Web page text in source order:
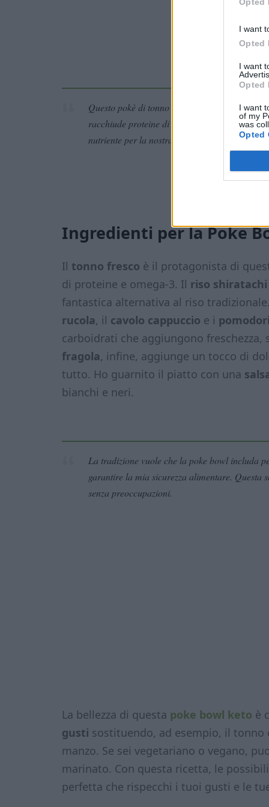
I want
Opted
I want
Opted
I want
of my
was
Opted
Questo pokè di tonno è un piatto unico
racchiude proteine di alta qualità, grassi sani,
nutriente per la nostra alimentazione keto.
Ingredienti per la Poke
Il tonno fresco è il protagonista di
di proteine e omega-3. Il riso
fantastica alternativa al riso
rucola, il cavolo cappuccio e i
carboidrati che aggiungono
fragola, infine, aggiunge un tocco di
tutto. Ho guarnito il piatto con una
bianchi e neri.
La tradizione vuole che la poke bowl includa
garantire la mia sicurezza alimentare. Questa
senza preoccupazioni.
La bellezza di questa poke bowl keto è
gusti sostituendo, ad esempio, il
manzo. Se sei vegetariano o vegano,
marinato. Con questa ricetta, le
perfetta che rispecchi i tuoi gusti e le